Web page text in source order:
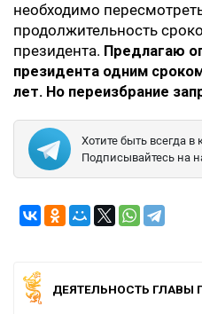
необходимо
продолжительность
президента. Предлагаю
президента одним
лет. Но переизбрание
Хотите быть всегда в
Подписывайтесь на
ДЕЯТЕЛЬНОСТЬ ГЛАВЫ